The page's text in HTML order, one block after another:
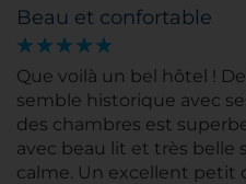
Beau et confortable
Que voilà un bel hôtel !
semble historique avec
des chambres est
avec beau lit et très belle
calme. Un excellent petit